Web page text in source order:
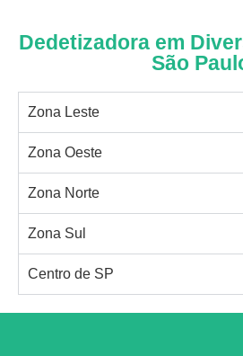
Dedetizadora em
São
Zona Leste
Zona Oeste
Zona Norte
Zona Sul
Centro de SP